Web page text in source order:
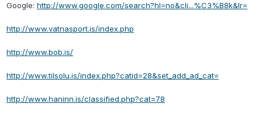
Google: http://www.google.com/search?hl=no&cli...%C3%B8k&lr=
http://www.vatnasport.is/index.php
http://www.bob.is/
http://www.tilsolu.is/index.php?catid=28&set_add_ad_cat=
http://www.haninn.is/classified.php?cat=78